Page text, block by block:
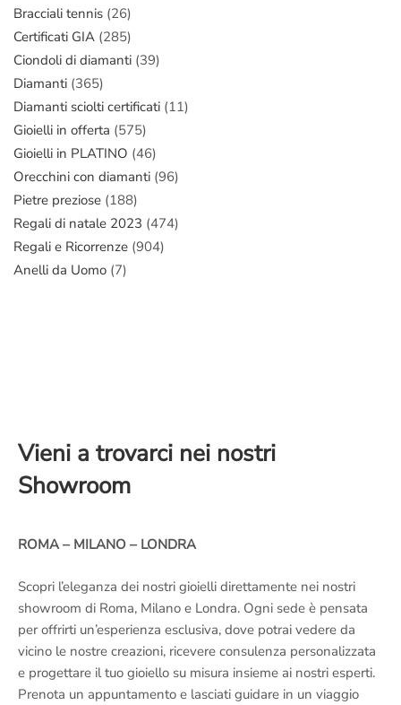
Bracciali tennis (26)
Certificati GIA (285)
Ciondoli di diamanti (39)
Diamanti (365)
Diamanti sciolti certificati (11)
Gioielli in offerta (575)
Gioielli in PLATINO (46)
Orecchini con diamanti (96)
Pietre preziose (188)
Regali di natale 2023 (474)
Regali e Ricorrenze (904)
Anelli da Uomo (7)
Vieni a trovarci nei nostri
Showroom
ROMA – MILANO – LONDRA
Scopri l’eleganza dei nostri gioielli direttamente nei nostri
showroom di Roma, Milano e Londra. Ogni sede è pensata
per offrirti un’esperienza esclusiva, dove potrai vedere da
vicino le nostre creazioni, ricevere consulenza personalizzata
e progettare il tuo gioiello su misura insieme ai nostri esperti.
Prenota un appuntamento e lasciati guidare in un viaggio